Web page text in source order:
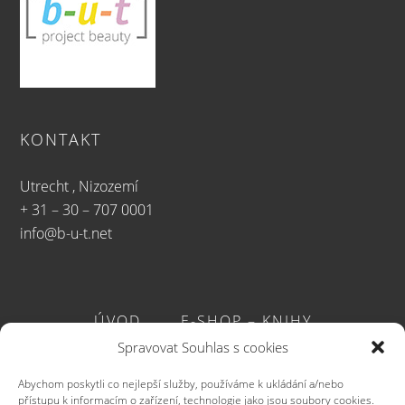
Spravovat Souhlas s cookies
Abychom poskytli co nejlepší služby, používáme k ukládání a/nebo
přístupu k informacím o zařízení, technologie jako jsou soubory cookies.
KONTAKT
Utrecht , Nizozemí
+ 31 – 30 – 707 0001
info@b-u-t.net
ÚVOD E-SHOP – KNIHY